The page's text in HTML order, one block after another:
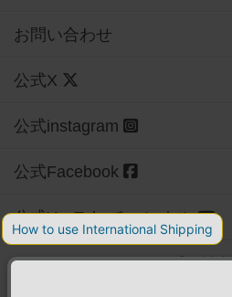
お問い合わせ
公式X
公式instagram
公式Facebook
公式YouTubeチャンネル
Copyright (c)